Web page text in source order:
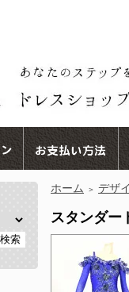
ホーム ＞ デザ
スタンダ